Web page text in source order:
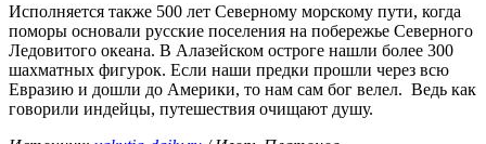
Исполняется также 500 лет Северному морскому пути, когда
поморы основали русские поселения на побережье Северного
Ледовитого океана. В Алазейском остроге нашли более 300
шахматных фигурок. Если наши предки прошли через всю
Евразию и дошли до Америки, то нам сам бог велел. Ведь как
говорили индейцы, путешествия очищают душу.